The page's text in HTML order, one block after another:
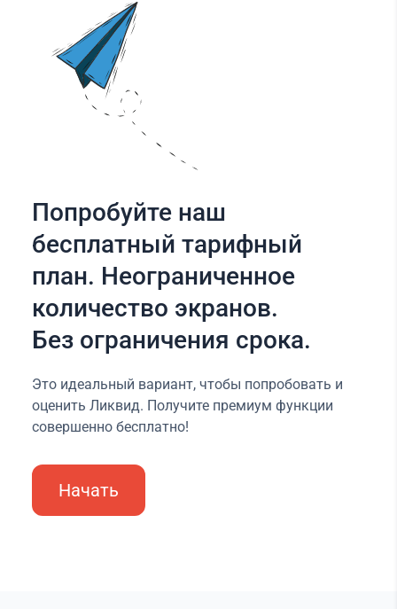
Попробуйте наш
бесплатный тарифный
план. Неограниченное
количество экранов.
Без ограничения срока.
Это идеальный вариант, чтобы попробовать и
оценить Ликвид. Получите премиум функции
совершенно бесплатно!
Начать